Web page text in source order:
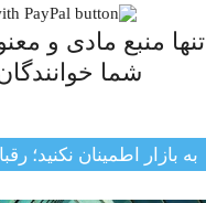
تنها منبع مادی و
شما
به بازار اطمینان نکنید؛